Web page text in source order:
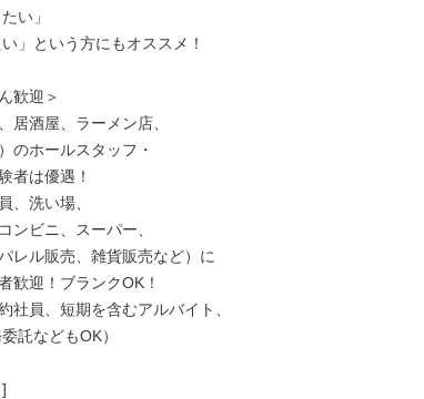
歓迎＞
居酒屋、ラーメン店、
のホールスタッフ・
者は優遇！
、洗い場、
ンビニ、スーパー、
レル販売、雑貨販売など）に
歓迎！ブランクOK！
社員、短期を含むアルバイト、